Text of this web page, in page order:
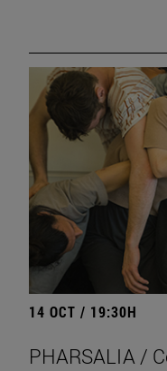
14 OCT / 19:30H
PHARSALIA /